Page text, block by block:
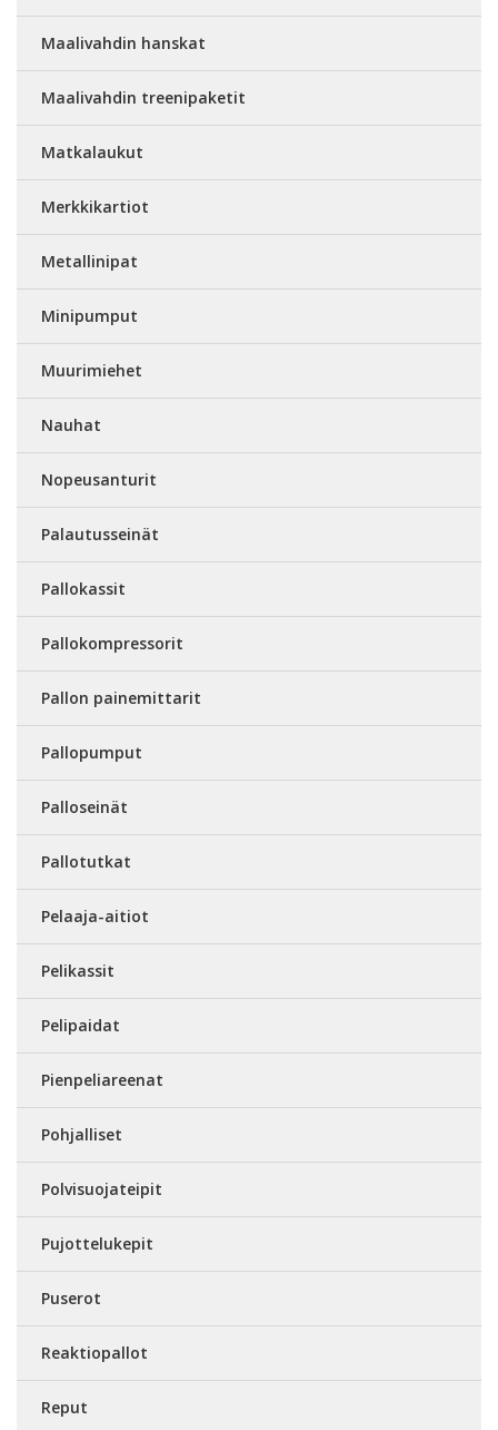
Maalivahdin hanskat
Maalivahdin treenipaketit
Matkalaukut
Merkkikartiot
Metallinipat
Minipumput
Muurimiehet
Nauhat
Nopeusanturit
Palautusseinät
Pallokassit
Pallokompressorit
Pallon painemittarit
Pallopumput
Palloseinät
Pallotutkat
Pelaaja-aitiot
Pelikassit
Pelipaidat
Pienpeliareenat
Pohjalliset
Polvisuojateipit
Pujottelukepit
Puserot
Reaktiopallot
Reput